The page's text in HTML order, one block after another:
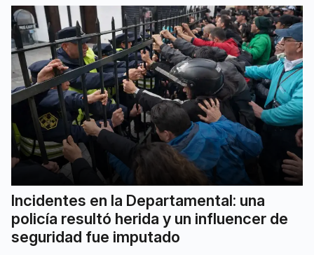
Incidentes en la Departamental: una
policía resultó herida y un influencer de
seguridad fue imputado